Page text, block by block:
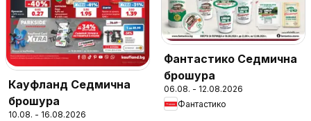
Кауфланд Седмична
брошура
10.08. - 16.08.2026
Фантастико Седмична
брошура
06.08. - 12.08.2026
Фантастико